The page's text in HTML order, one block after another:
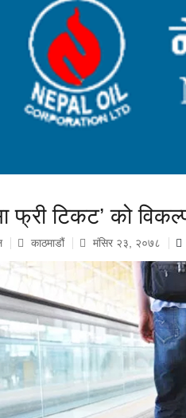
फ्री टिकट’ को
काठमाडौं मंसिर २३, २०७८